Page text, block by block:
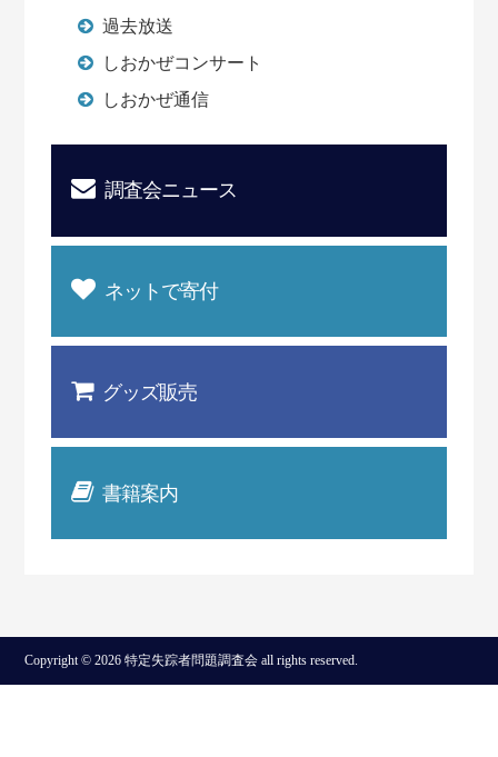
過去放送
しおかぜコンサート
しおかぜ通信
調査会ニュース
ネットで寄付
グッズ販売
書籍案内
Copyright © 2026 特定失踪者問題調査会 all rights reserved.